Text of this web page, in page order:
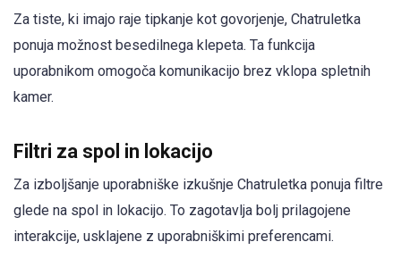
Za tiste, ki imajo raje tipkanje kot govorjenje, Chatruletka
ponuja možnost besedilnega klepeta. Ta funkcija
uporabnikom omogoča komunikacijo brez vklopa spletnih
kamer.
Filtri za spol in lokacijo
Za izboljšanje uporabniške izkušnje Chatruletka ponuja filtre
glede na spol in lokacijo. To zagotavlja bolj prilagojene
interakcije, usklajene z uporabniškimi preferencami.